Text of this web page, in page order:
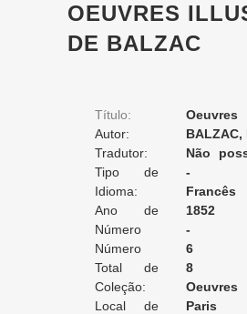
OEUVRES
DE BALZAC
Título:
Balzac
Autor:
BALZAC,
Tradutor:
Não
apply / ne
Tipo de
Tradução:
-
Idioma:
Francês
Ano de
Edição:
1852
Número
da Edição:
-
Número
do Volume:
6
Total de
Volumes:
8
Coleção:
Balzac
Local de
Paris